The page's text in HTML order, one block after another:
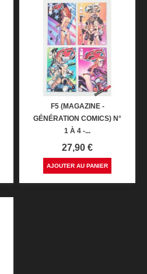
F5 (MAGAZINE -
GÉNÉRATION COMICS) N°
1 À 4 -...
Prix
27,90 €
AJOUTER AU PANIER